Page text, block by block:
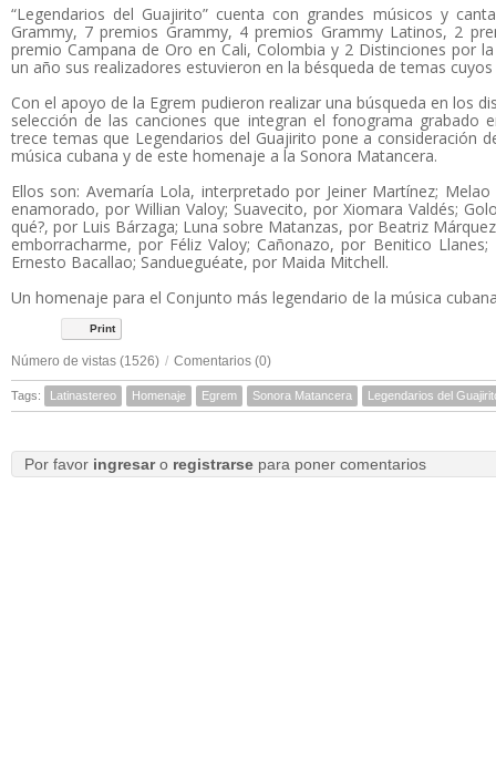
“Legendarios del Guajirito” cuenta con grandes músicos y
Grammy, 7 premios Grammy, 4 premios Grammy Latinos, 2
premio Campana de Oro en Cali, Colombia y 2 Distinciones por
un año sus realizadores estuvieron en la bésqueda de temas
Con el apoyo de la Egrem pudieron realizar una búsqueda en los
selección de las canciones que integran el fonograma grabado
trece temas que Legendarios del Guajirito pone a consideración
música cubana y de este homenaje a la Sonora Matancera.
Ellos son: Avemaría Lola, interpretado por Jeiner Martínez;
enamorado, por Willian Valoy; Suavecito, por Xiomara Valdés;
qué?, por Luis Bárzaga; Luna sobre Matanzas, por Beatriz
emborracharme, por Féliz Valoy; Cañonazo, por Benitico
Ernesto Bacallao; Sandueguéate, por Maida Mitchell.
Un homenaje para el Conjunto más legendario de la música
Print
Número de vistas (1526) / Comentarios (0)
Tags: Latinastereo Homenaje Egrem Sonora Matancera Legendarios del
Por favor ingresaro registrarsepara poner comentarios